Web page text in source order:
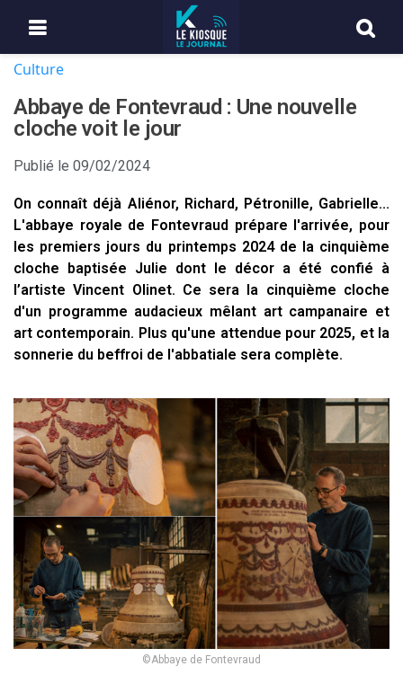
Culture
Abbaye de Fontevraud : Une nouvelle
cloche voit le jour
Publié le 09/02/2024
On connaît déjà Aliénor, Richard, Pétronille, Gabrielle...
L'abbaye royale de Fontevraud prépare l'arrivée, pour
les premiers jours du printemps 2024 de la cinquième
cloche baptisée Julie dont le décor a été confié à
l’artiste Vincent Olinet. Ce sera la cinquième cloche
d'un programme audacieux mêlant art campanaire et
art contemporain. Plus qu'une attendue pour 2025, et la
sonnerie du beffroi de l'abbatiale sera complète.
©Abbaye de Fontevraud